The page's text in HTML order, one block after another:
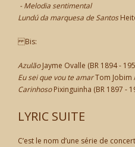
- Melodia sentimental
Lundú da marquesa de Santos
Bis:
AzulãoJayme Ovalle (BR 1894 -
Eu sei que vou te amarTom Jobim
CarinhosoPixinguinha (BR 1897 -
LYRIC SUITE
C’est le nom d’une série de